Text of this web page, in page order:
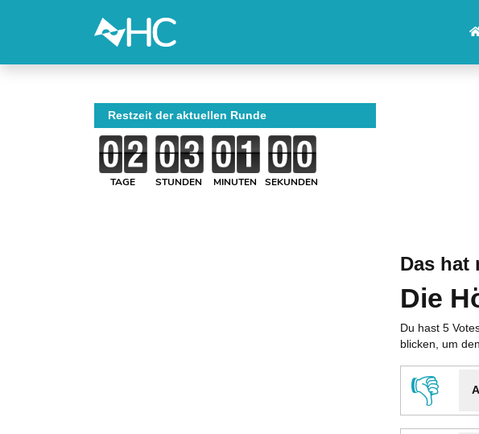
Das
Die
Du hast 5
blicken, um
👎
Restzeit der aktuellen Runde
TAGE STUNDEN MINUTEN SEKUNDEN